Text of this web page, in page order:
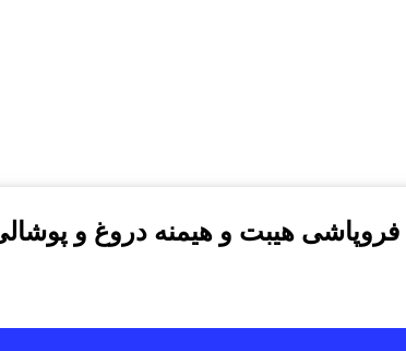
چهارمحال و بختیاری
هیبت و هیمنه دروغ و